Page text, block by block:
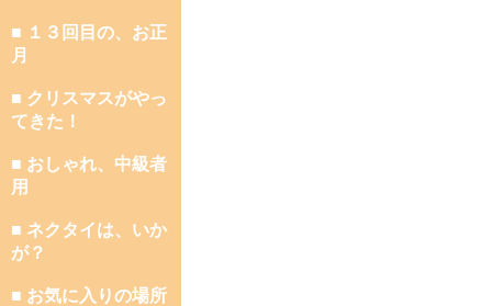
■ １３回目の、お正
月
■ クリスマスがやっ
てきた！
■ おしゃれ、中級者
用
■ ネクタイは、いか
が？
■ お気に入りの場所